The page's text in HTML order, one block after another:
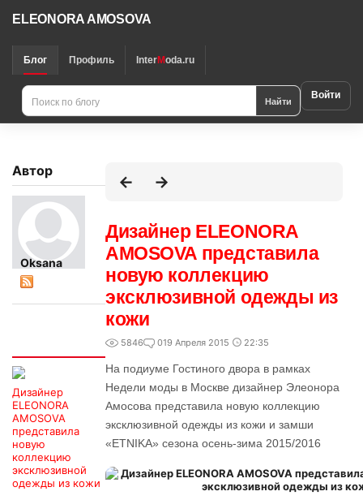
ELEONORA AMOSOVA
Блог Профиль InterModa.ru
Найти Войти
Автор
Oksana
Дизайнер
ELEONORA
AMOSOVA
представила
новую
коллекцию
эксклюзивной
одежды из кожи
Дизайнер ELEONORA
AMOSOVA представила
новую коллекцию
эксклюзивной одежды из
кожи
5846 019 Апреля 2015 22:35
На подиуме Гостиного двора в рамках
Недели моды в Москве дизайнер Элеонора
Амосова представила новую коллекцию
эксклюзивной одежды из кожи и замши
«ETNIKA» сезона осень-зима 2015/2016